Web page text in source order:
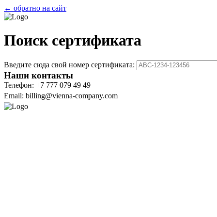
← обратно на сайт
Поиск сертификата
Введите сюда свой номер сертификата:
Наши контакты
Телефон: +7 777 079 49 49
Email: billing@vienna-company.com